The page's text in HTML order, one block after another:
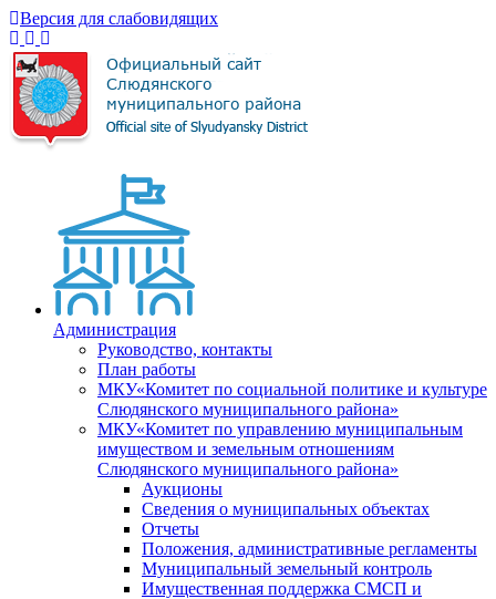
Версия для слабовидящих
Администрация
Руководство, контакты
План работы
МКУ«Комитет по социальной политике и культуре
Слюдянского муниципального района»
МКУ«Комитет по управлению муниципальным
имуществом и земельным отношениям
Слюдянского муниципального района»
Аукционы
Сведения о муниципальных объектах
Отчеты
Положения, административные регламенты
Муниципальный земельный контроль
Имущественная поддержка СМСП и